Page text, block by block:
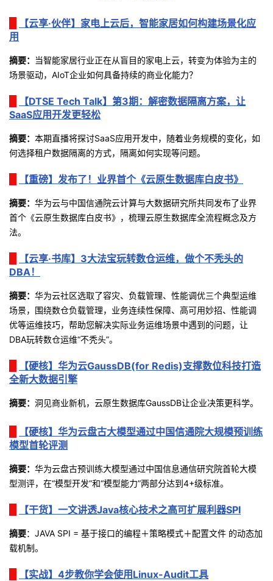
博
的
坛
我
圈
子
的
直
播
我
的
活
动
我
的
关
我
的
开
发
者
学
堂
课
程
的
认
证
我
的
实
验
我
的
收
我
的
Programs
我
的
支
持
的
术
支
持
我
云
声
建
议
【云享·伙伴】家电上云后，智能家居如何构建场景化应
用
摘要： 当智能家居行业正在从盲目的家电上云，转变为体验为主的
场景驱动， AIoT企业如何具备持续的商业化能力？
【DTSE Tech Talk】第3期：解密数据隔离方案，让
SaaS应用开发更轻松
摘要： 本期直播将探讨SaaS应用开发中，随着业务规模的变化，如
何选择租户数据隔离的方式，隔离如何实现等问题。
【重磅】发布了！业界首个《云原生数据库白皮书》
摘要： 华为云与中国信通院云计算与大数据研究所共同发布了业界
首个《云原生数据库白皮书》，梳理云原生数据库全流程概念及方
法。
【云享·书库】3大法宝玩转数仓运维，做个不秃头的
DBA！
摘要： 华为云社区选取了容灾、负载管理、性能调优三个典型运维
场景，围绕数仓负载管理，业务连续性保障、高可用妙招、性能调
优等运维技巧，帮助您解决实际业务运维场景中遇到的问题，让
DBA玩转数仓运维“不秃头”。
【硬核】华为云GaussDB(for Redis)支撑数位科技打造
全新大数据引擎
摘要： 洞见商业新机，云原生数据库GaussDB让企业决策更科学。
【硬核】华为云盘古大模型通过中国信通院大规模预训练
模型首轮评测
摘要： 华为云盘古预训练大模型通过中国信息通信研究院首轮大模
型测评，在“模型开发”和“模型能力”两部分达到4+级标准。
【干货】一文讲透Java核心技术之高可扩展利器SPI
摘要： JAVA SPI = 基于接口的编程＋策略模式＋配置文件 的动态加
载机制。
【实战】4步教你学会使用Linux-Audit工具